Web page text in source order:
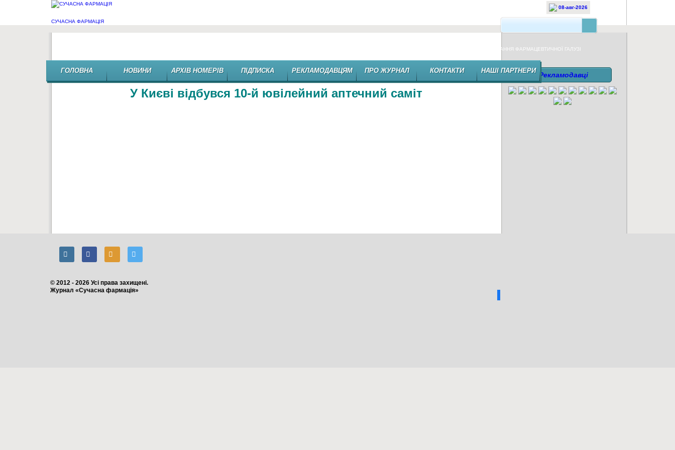
08-авг-2026
ГОЛОВНА НОВИНИ АРХІВ НОМЕРІВ ПІДПИСКА РЕКЛАМОДАВЦЯМ ПРО ЖУРНАЛ КОНТАКТИ НАШІ ПАРТНЕРИ
СУЧАСНА ФАРМАЦІЯ
НЕЗАЛЕЖНЕ ВИДАННЯ ФАРМАЦЕВТИЧНОЇ ГАЛУЗІ
Аптечний саміт
У Києві відбувся 10-й ювілейний аптечний саміт
Рекламодавці
© 2012 - 2026 Усі права захищені.
Журнал «Сучасна фармація»